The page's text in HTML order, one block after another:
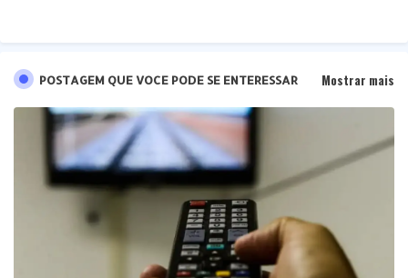
POSTAGEM QUE VOCE PODE SE ENTERESSAR Mostrar mais